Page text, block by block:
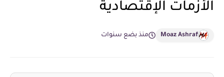
الأزمات الإقتصادية
Moaz Ashraf منذ بضع سنوات